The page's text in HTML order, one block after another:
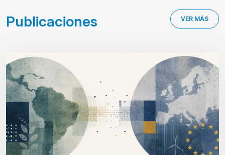
Publicaciones VER MÁS